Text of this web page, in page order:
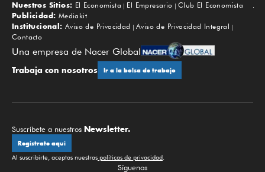
Subir
Nuestros Sitios: El Economista El Empresario
Club El Economista
Publicidad: Mediakit
Institucional: Aviso de Privacidad
Aviso de Privacidad Integral
Contacto
Una empresa de Nacer Global
Trabaja con nosotros Ir a la bolsa de trabajo
Suscríbete a nuestros Newsletter.
Regístrate aquí
Al suscribirte, aceptas nuestras políticas de privacidad
Síguenos